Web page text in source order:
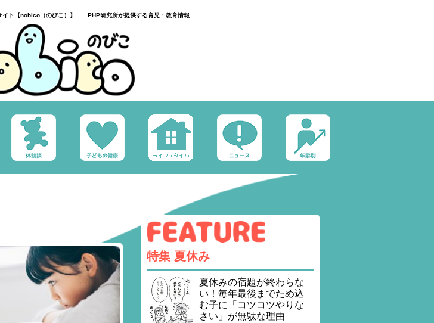
イト【nobico（のびこ）】 PHP研究所が提供する育児・教育情報
特集 夏休み
夏休みの宿題が終わらな
い！毎年最後までため込
む子に「コツコツやりな
さい」が無駄な理由